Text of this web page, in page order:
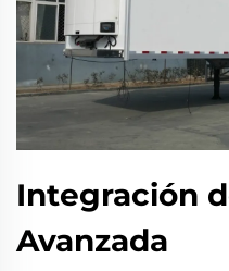
Integración
Avanzada